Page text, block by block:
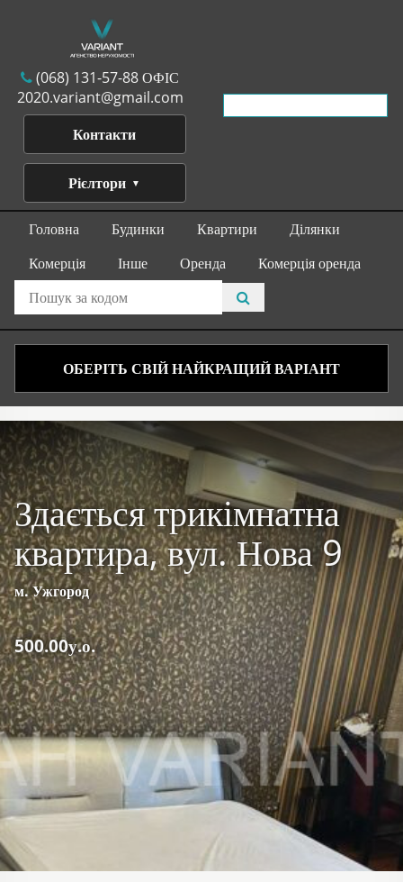
(068) 131-57-88 ОФІС
2020.variant@gmail.com
Контакти
Рієлтори
Головна Будинки Квартири
Ділянки
Комерція
Інше Оренда Комерція оренда
ОБЕРІТЬ СВІЙ НАЙКРАЩИЙ ВАРІАНТ
Здається трикімнатна
квартира, вул. Нова 9
м. Ужгород
500.00у.о.